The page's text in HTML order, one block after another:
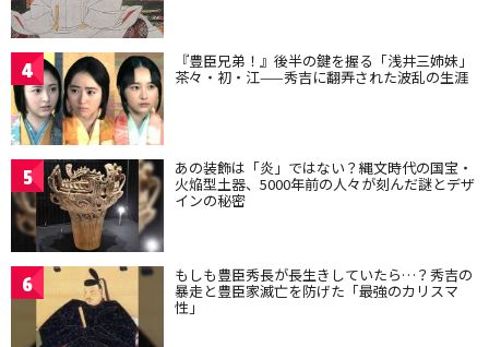
4 『豊臣兄弟！』後半の鍵を握る「浅井三姉妹」
茶々・初・江——秀吉に翻弄された波乱の生涯
5 あの装飾は「炎」ではない？縄文時代の国宝・
火焔型土器、5000年前の人々が刻んだ謎とデザ
インの秘密
6 もしも豊臣秀長が長生きしていたら…？秀吉の
暴走と豊臣家滅亡を防げた「最強のカリスマ
性」